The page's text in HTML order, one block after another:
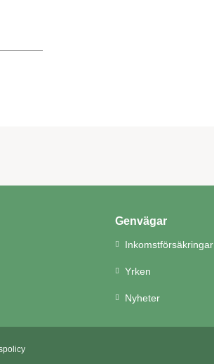
Genvägar
Inkomstförsäkringar
Yrken
Nyheter